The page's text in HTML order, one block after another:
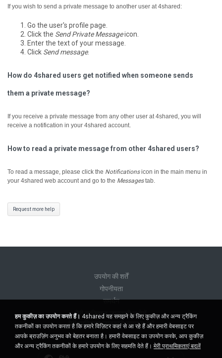
If you wish to send a private message to another user at 4shared:
Go the user's profile page.
Click the Send Private Messageicon.
Enter the text of your message.
Click Send message.
How do 4shared users get notified when someone sends
them a private message?
If you receive a private message from any other user at 4shared, you will
receive a notification in your 4shared account.
How to read a private message from other 4shared users?
To read a message, please click the Notificationsicon in the main menu in
your 4shared web account and go to the Messagestab.
Request more help
उपयोग की शर्तें
गोपनीयता
समर्थन
मेरी व्यक्तिगत जानकारी न बेचें
मेरी व्यक्तिगत जानकारी साझा न करें
हम कुकीज़ का उपयोग करते हैं। 4shared यह समझने के लिए कुकीज़ और अन्य ट्रैकिंग
तकनीकों का उपयोग करता है कि हमारे विज़िटर कहां से आ रहे हैं और हमारी वेबसाइट पर
आपके ब्राउज़िंग अनुभव को बेहतर बनाता है। हमारी वेबसाइट का उपयोग करके, आप कुकीज़
और अन्य ट्रैकिंग तकनीकों के हमारे उपयोग के लिए सहमति देते हैं। मेरी प्राथमिकताएं बदलें